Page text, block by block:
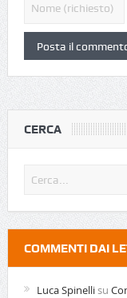
CERCA
COMMENTI DAI
Luca Spinellisu